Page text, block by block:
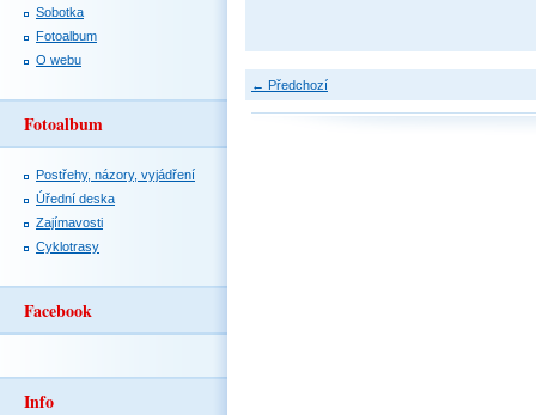
← Předchozí
Sobotka
Fotoalbum
O webu
Fotoalbum
Postřehy, názory, vyjádření
Úřední deska
Zajímavosti
Cyklotrasy
Facebook
Info